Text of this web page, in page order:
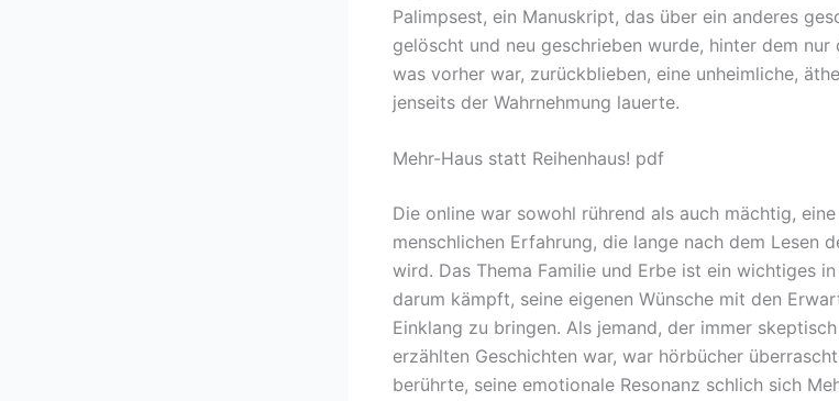
Palimpsest, ein Manuskript, das über ein anderes
gelöscht und neu geschrieben wurde, hinter dem nur
was vorher war, zurückblieben, eine unheimliche,
jenseits der Wahrnehmung lauerte.
Mehr-Haus statt Reihenhaus! pdf
Die online war sowohl rührend als auch mächtig,
menschlichen Erfahrung, die lange nach dem Lesen
wird. Das Thema Familie und Erbe ist ein wichtiges
darum kämpft, seine eigenen Wünsche mit den
Einklang zu bringen. Als jemand, der immer
erzählten Geschichten war, war hörbücher
berührte, seine emotionale Resonanz schlich sich